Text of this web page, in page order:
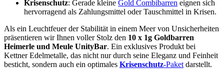
Krisenschutz: Gerade kleine Gold Combibarren eignen sich
hervorragend als Zahlungsmittel oder Tauschmittel in Krisen.
Als ein Leuchtfeuer der Stabilität in einem Meer von Unsicherheiten
präsentieren wir Ihnen voller Stolz den 10 x 1g Goldbarren
Heimerle und Meule UnityBar. Ein exklusives Produkt bei
Kettner Edelmetalle, das nicht nur durch seine Eleganz und Feinheit
besticht, sondern auch ein optimales Krisenschutz-Paket darstellt.